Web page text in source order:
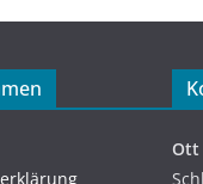
Ott